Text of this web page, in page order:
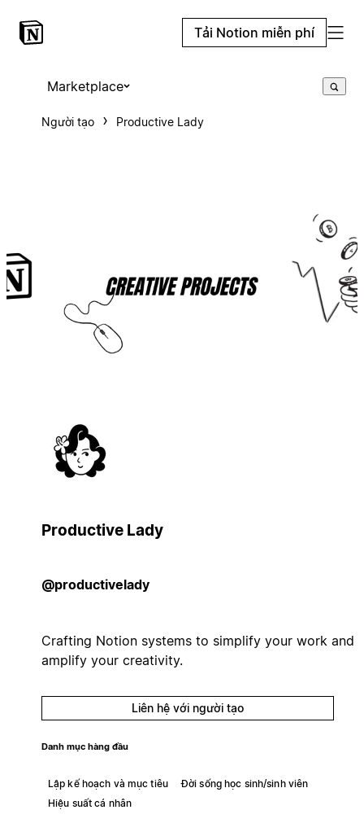
Tải Notion miễn phí
Marketplace
Người tạo Productive Lady
Productive Lady
@productivelady
Crafting Notion systems to simplify your work and
amplify your creativity.
Liên hệ với người tạo
Danh mục hàng đầu
Lập kế hoạch và mục tiêu
Đời sống học sinh/sinh viên
Hiệu suất cá nhân